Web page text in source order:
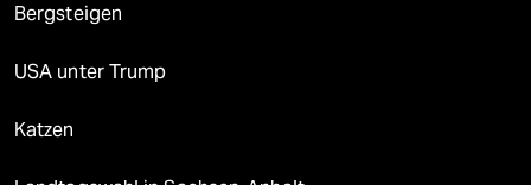
Bergsteigen
USA unter Trump
Katzen